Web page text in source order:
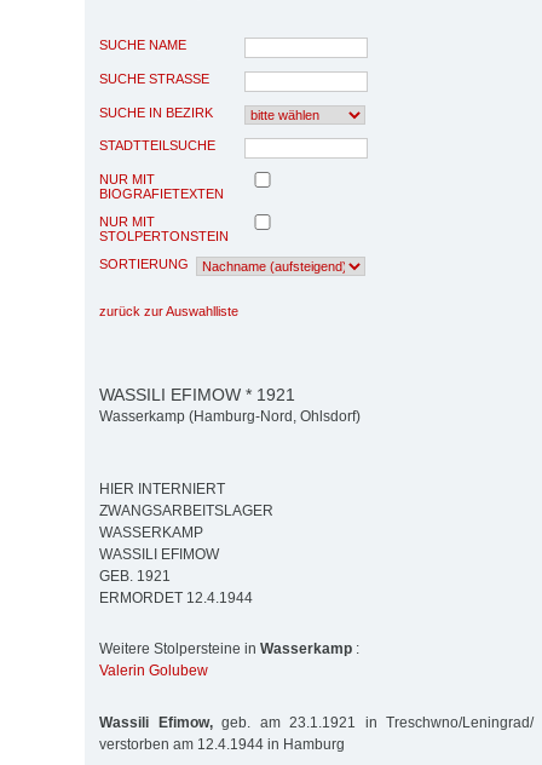
SUCHE NAME
SUCHE STRASSE
SUCHE IN BEZIRK
STADTTEILSUCHE
NUR MIT
BIOGRAFIETEXTEN
NUR MIT
STOLPERTONSTEIN
SORTIERUNG
zurück zur Auswahlliste
WASSILI EFIMOW * 1921
Wasserkamp (Hamburg-Nord, Ohlsdorf)
HIER INTERNIERT
ZWANGSARBEITSLAGER
WASSERKAMP
WASSILI EFIMOW
GEB. 1921
ERMORDET 12.4.1944
Weitere Stolpersteine in Wasserkamp :
Valerin Golubew
Wassili Efimow,geb. am 23.1.1921 in Treschwno/Leningrad/
verstorben am 12.4.1944 in Hamburg